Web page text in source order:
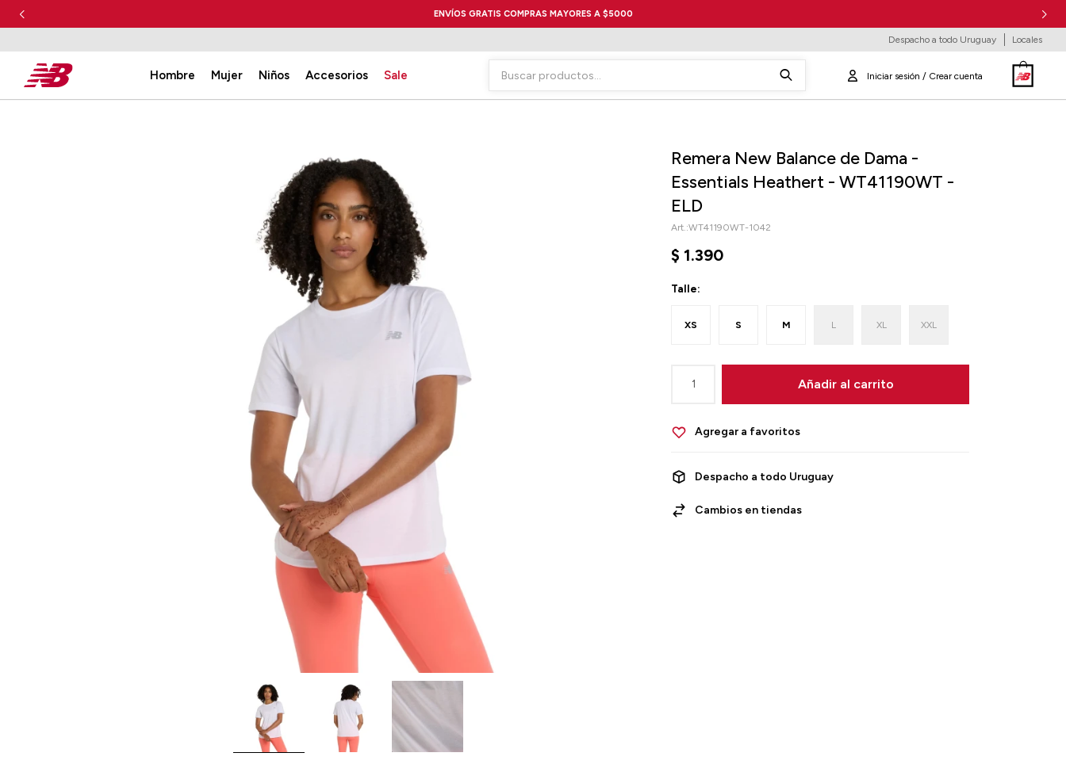
ENVÍOS GRATIS COMPRAS MAYORES A $5000
Hombre Mujer Niños Accesorios Sale
Despacho a todo Uruguay Locales
Remera New Balance de Dama -
Essentials Heathert - WT41190WT -
ELD
WT41190WT-1042
$ 1.390
Talle:
XS S M L XL XXL
1 Añadir al carrito
Despacho a todo Uruguay
Cambios en tiendas